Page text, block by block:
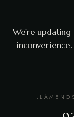
We're